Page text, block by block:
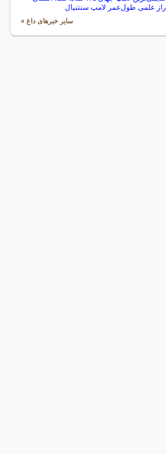
راز علمی طول‌عمر لامپ سنتنیال
سایر خبرهای داغ »